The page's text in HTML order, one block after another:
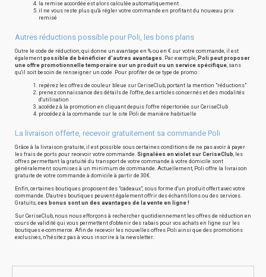
la remise accordée est alors calculée automatiquement
il ne vous reste plus qu'à régler votre commande en profitant du nouveau prix
remisé
Autres réductions possible pour Poli, les bons plans
Outre le code de réduction, qui donne un avantage en % ou en € sur votre commande, il est
également possible de bénéficier d'autres avantages. Par exemple, Poli peut proposer
une offre promotionnelle temporaire sur un produit ou un service spécifique, sans
qu'il soit besoin de renseigner un code. Pour profiter de ce type de promo :
repérez les offres de couleur bleue sur CeriseClub, portant la mention "réductions"
prenez connaissance des détails de l'offre, des articles concernés et des modalités
d'utilisation
accédez à la promotion en cliquant depuis l'offre répertoriée sur CeriseClub
procédez à la commande sur le site Poli de manière habituelle
La livraison offerte, recevoir gratuitement sa commande Poli
Grâce à la livraison gratuite, il est possible sous certaines conditions de ne pas avoir à payer
les frais de ports pour recevoir votre commande. Signalées en violet sur CeriseClub, les
offres permettant la gratuité du transport de votre commande à votre domicile sont
généralement soumises à un minimum de commande. Actuellement, Poli offre la livraison
gratuite de votre commande à domicile à partir de 30€.
Enfin, certaines boutiques proposent des "cadeaux", sous forme d'un produit offert avec votre
commande. D'autres boutiques peuvent également offrir des échantillons ou des services.
Gratuits, ces bonus sont un des avantages de la vente en ligne !
Sur CeriseClub, nous nous efforçons à rechercher quotidiennement les offres de réduction en
cours de validité qui vous permettent d'obtenir des rabais pour vos achats en ligne sur les
boutiques e-commerce. Afin de recevoir les nouvelles offres Poli ainsi que des promotions
exclusives, n'hésitez pas à vous inscrire à la newsletter.